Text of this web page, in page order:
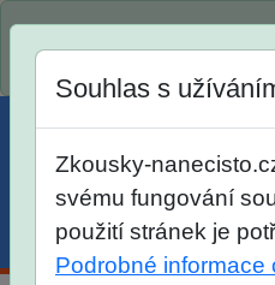
Menu Účet Košík
Souhlas s
Zkousky-
svému fungování
použití stránek je
Podrobné informace